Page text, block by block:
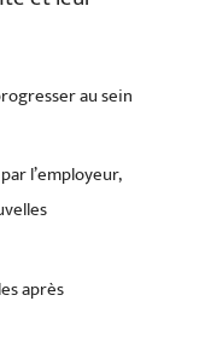
au sein
l’employeur,
après